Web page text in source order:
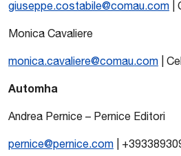
giuseppe.costabile@comau.com |
Monica Cavaliere
monica.cavaliere@comau.com |
Automha
Andrea Pernice – Pernice Editori
pernice@pernice.com |